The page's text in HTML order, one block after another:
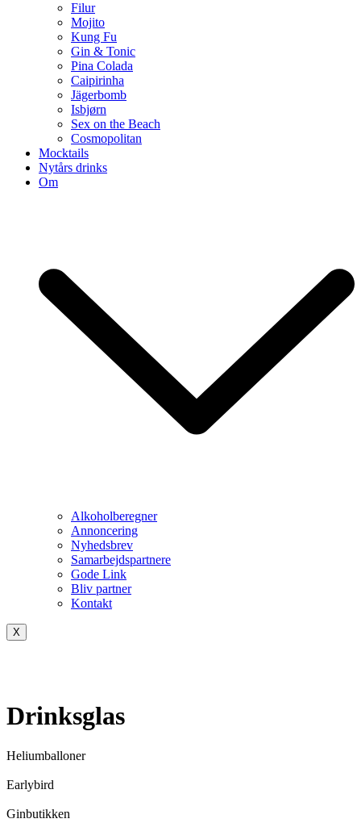
Filur
Mojito
Kung Fu
Gin & Tonic
Pina Colada
Caipirinha
Jägerbomb
Isbjørn
Sex on the Beach
Cosmopolitan
Mocktails
Nytårs drinks
Om
Alkoholberegner
Annoncering
Nyhedsbrev
Samarbejdspartnere
Gode Link
Bliv partner
Kontakt
X
Drinksglas
Heliumballoner
Earlybird
Ginbutikken